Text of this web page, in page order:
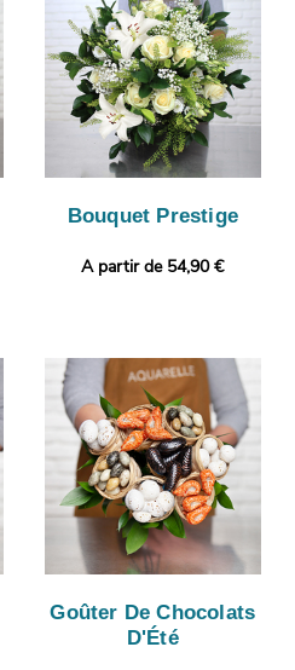
Bouquet Prestige
A partir de 54,90 €
Goûter De Chocolats
D'Été